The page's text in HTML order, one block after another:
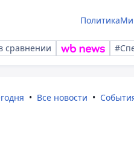
Политика
сравнении
Все новости